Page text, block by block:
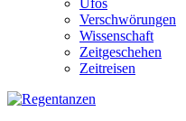
Ufos
Verschwörungen
Wissenschaft
Zeitgeschehen
Zeitreisen